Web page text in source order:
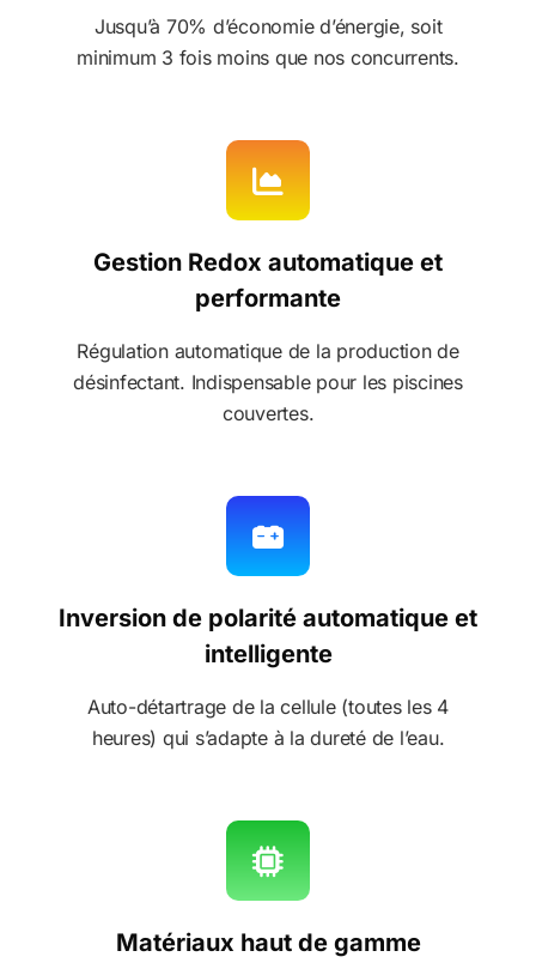
Jusqu’à 70% d’économie d’énergie, soit
minimum 3 fois moins que nos concurrents.
Gestion Redox automatique et
performante
Régulation automatique de la production de
désinfectant. Indispensable pour les piscines
couvertes.
Inversion de polarité automatique et
intelligente
Auto-détartrage de la cellule (toutes les 4
heures) qui s’adapte à la dureté de l’eau.
Matériaux haut de gamme